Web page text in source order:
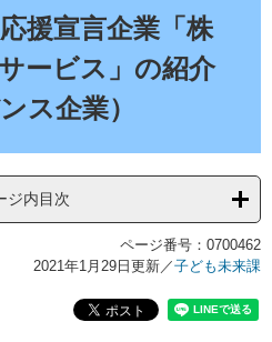
援宣言企業「株
ービス」の紹介
ス企業）
ジ内目次
ページ番号：0700462
2021年1月29日更新／子ども未来課